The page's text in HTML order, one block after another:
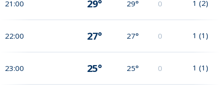
21:00 29° 29° 0 1 (2)
22:00 27° 27° 0 1 (1)
23:00 25° 25° 0 1 (1)